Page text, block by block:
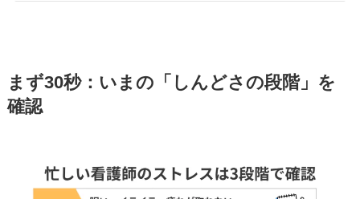
まず30秒：いまの「しんどさの段階」を
確認